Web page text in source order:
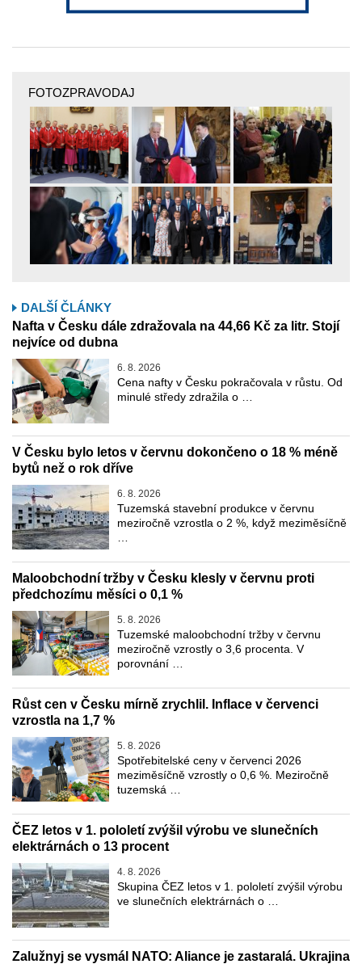
FOTOZPRAVODAJ
DALŠÍ ČLÁNKY
Nafta v Česku dále zdražovala na 44,66 Kč za litr. Stojí
nejvíce od dubna
6. 8. 2026
Cena nafty v Česku pokračovala v růstu. Od
minulé středy zdražila o …
V Česku bylo letos v červnu dokončeno o 18 % méně
bytů než o rok dříve
6. 8. 2026
Tuzemská stavební produkce v červnu
meziročně vzrostla o 2 %, když meziměsíčně
Maloobchodní tržby v Česku klesly v červnu proti
předchozímu měsíci o 0,1 %
5. 8. 2026
Tuzemské maloobchodní tržby v červnu
meziročně vzrostly o 3,6 procenta. V
porovnání …
Růst cen v Česku mírně zrychlil. Inflace v červenci
vzrostla na 1,7 %
5. 8. 2026
Spotřebitelské ceny v červenci 2026
meziměsíčně vzrostly o 0,6 %. Meziročně
tuzemská …
ČEZ letos v 1. pololetí zvýšil výrobu ve slunečních
elektrárnách o 13 procent
4. 8. 2026
Skupina ČEZ letos v 1. pololetí zvýšil výrobu
ve slunečních elektrárnách o …
Zalužnyj se vysmál NATO: Aliance je zastaralá. Ukrajina